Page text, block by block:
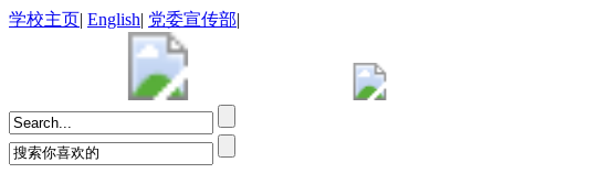
学校主页| English| 党委宣传部|